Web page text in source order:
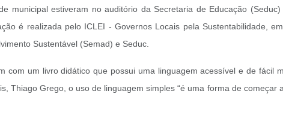
municipal estiveram no auditório da Secretaria de Educação
é realizada pelo ICLEI - Governos Locais pela Sustentabilidade,
Sustentável (Semad) e Seduc.
com um livro didático que possui uma linguagem acessível e de fácil
Thiago Grego, o uso de linguagem simples “é uma forma de